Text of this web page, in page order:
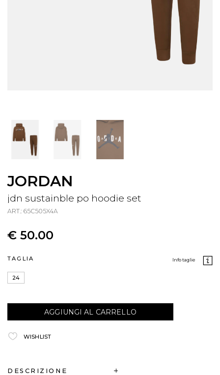
JORDAN
jdn sustainble po hoodie set
ART.: 65C505X4A
€ 50.00
TAGLIA info taglie
24
AGGIUNGI AL CARRELLO
WISHLIST
DESCRIZIONE